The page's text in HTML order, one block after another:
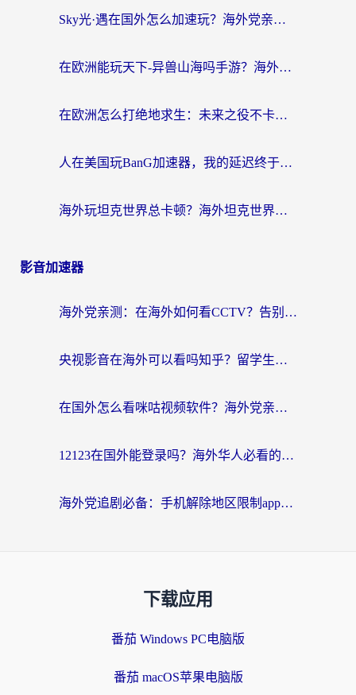
Sky光·遇在国外怎么加速玩？海外党亲测有效的国服游戏加速指南
在欧洲能玩天下-异兽山海吗手游？海外玩家的加速器生存指南
在欧洲怎么打绝地求生：未来之役不卡？留学生亲测的加速器避坑指南
人在美国玩BanG加速器，我的延迟终于绿了
海外玩坦克世界总卡顿？海外坦克世界加速器有哪些？实测好用的选择在这里
影音加速器
海外党亲测：在海外如何看CCTV？告别“仅限大陆播放”的实用指南
央视影音在海外可以看吗知乎？留学生亲测：3步解决地域限制+追剧自由
在国外怎么看咪咕视频软件？海外党亲测有效的回国加速方案
12123在国外能登录吗？海外华人必看的回国加速实用指南
海外党追剧必备：手机解除地区限制app怎么选？解决央视视频&国内剧地区限制全指南
下载应用
番茄 Windows PC电脑版
番茄 macOS苹果电脑版